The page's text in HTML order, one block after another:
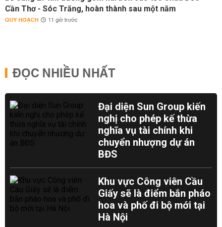
Cần Thơ - Sóc Trăng, hoàn thành sau một năm
QUY HOẠCH 11 giờ trước
ĐỌC NHIỀU NHẤT
Đại diện Sun Group kiến
nghị cho phép kế thừa
nghĩa vụ tài chính khi
chuyển nhượng dự án
BĐS
Khu vực Công viên Cầu
Giấy sẽ là điểm bắn pháo
hoa và phố đi bộ mới tại
Hà Nội